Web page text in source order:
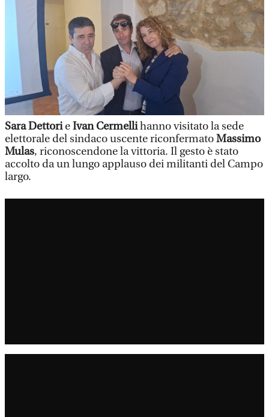
Sara DettorieIvan Cermellihanno visitato la sede
elettorale del sindaco uscente riconfermatoMassimo
Mulas, riconoscendone la vittoria. Il gesto è stato
accolto da un lungo applauso dei militanti del Campo
largo.